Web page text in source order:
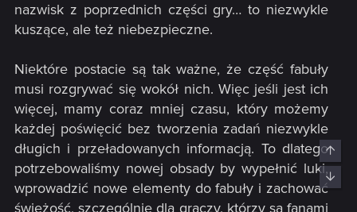
nazwisk z poprzednich części gry… to niezwykle
kuszące, ale też niebezpieczne.
Niektóre postacie są tak ważne, że część fabuły
musi rozgrywać się wokół nich. Więc jeśli jest ich
więcej, mamy coraz mniej czasu, który możemy
każdej poświęcić bez tworzenia zadań niezwykle
długich i przeładowanych informacją. To dlatego
potrzebowaliśmy nowej obsady by wypełnić luki,
wprowadzić nowe elementy do fabuły i zachować
świeżość, szczególnie dla graczy, którzy są fanami
Top